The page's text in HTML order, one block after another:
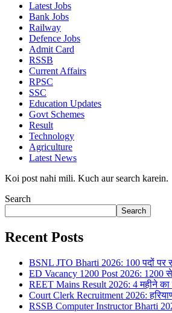
Latest Jobs
Bank Jobs
Railway
Defence Jobs
Admit Card
RSSB
Current Affairs
RPSC
SSC
Education Updates
Govt Schemes
Result
Technology
Agriculture
Latest News
Koi post nahi mili. Kuch aur search karein.
Search
Search
Recent Posts
BSNL JTO Bharti 2026: 100 पदों पर
ED Vacancy 1200 Post 2026: 1200 से
REET Mains Result 2026: 4 महीने का
Court Clerk Recruitment 2026:
RSSB Computer Instructor Bharti